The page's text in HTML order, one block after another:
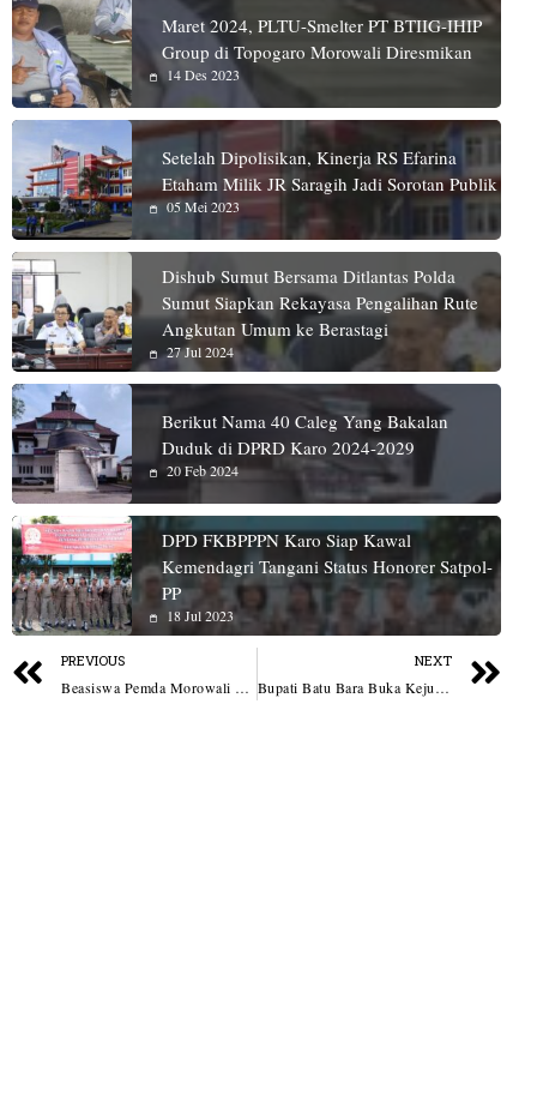
Maret 2024, PLTU-Smelter PT BTIIG-IHIP
Group di Topogaro Morowali Diresmikan
14 Des 2023
Setelah Dipolisikan, Kinerja RS Efarina
Etaham Milik JR Saragih Jadi Sorotan Publik
05 Mei 2023
Dishub Sumut Bersama Ditlantas Polda
Sumut Siapkan Rekayasa Pengalihan Rute
Angkutan Umum ke Berastagi
27 Jul 2024
Berikut Nama 40 Caleg Yang Bakalan
Duduk di DPRD Karo 2024-2029
20 Feb 2024
DPD FKBPPPN Karo Siap Kawal
Kemendagri Tangani Status Honorer Satpol-
PP
18 Jul 2023
PREVIOUS
Beasiswa Pemda Morowali 2026 Tahap Verifikasi, Pendaftaran Masih Dibuka
NEXT
Bupati Batu Bara Buka Kejuaraan Grasstrack, Ajak Pemuda Salurkan Adrenalin Positif